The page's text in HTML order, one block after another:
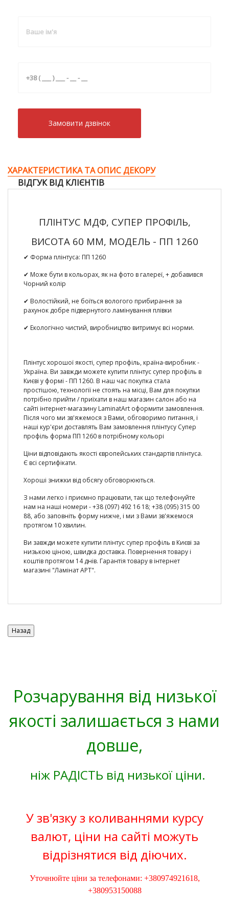
Замовити дзвiнок
ХАРАКТЕРИСТИКА ТА ОПИС ДЕКОРУ
ВІДГУК ВІД КЛІЄНТІВ
ПЛІНТУС МДФ, СУПЕР ПРОФІЛЬ,
ВИСОТА 60 ММ, МОДЕЛЬ - ПП 1260
✔ Форма плінтуса: ПП 1260
✔ Може бути в кольорах, як на фото в галереї, + добавився
Чорний колір
✔ Волостійкий, не боїться вологого прибирання за
рахунок добре підвернутого ламінування плівки
✔ Екологічно чистий, виробництво витримує всі норми.
Плінтус хорошої якості, супер профіль, країна-виробник -
Україна. Ви завжди можете купити плінтус супер профіль в
Києві у формі - ПП 1260. В наш час покупка стала
простішою, технології не стоять на місці, Вам для покупки
потрібно прийти / приїхати в наш магазин салон або на
сайті інтернет-магазину LaminatArt оформити замовлення.
Після чого ми зв'яжемося з Вами, обговоримо питання, і
наші кур'єри доставлять Вам замовлення плінтусу Супер
профіль форма ПП 1260 в потрібному кольорі
Ціни відповідають якості європейських стандартів плінтуса.
Є всі сертифікати.
Хороші знижки від обсягу обговорюються.
З нами легко і приємно працювати, так що телефонуйте
нам на наші номери - +38 (097) 492 16 18; +38 (095) 315 00
88, або заповніть форму нижче, і ми з Вами зв'яжемося
протягом 10 хвилин.
Ви завжди можете купити плінтус супер профіль в Києві за
низькою ціною, швидка доставка. Повернення товару і
коштів протягом 14 днів. Гарантія товару в інтернет
магазині "Ламінат АРТ".
Розчарування від низької
якості залишається з нами
довше,
ніж РАДІСТЬ від низької ціни.
У зв'язку з коливаннями курсу
валют, ціни на сайті можуть
відрізнятися від діючих.
Уточнюйте ціни за телефонами: +380974921618,
+380953150088